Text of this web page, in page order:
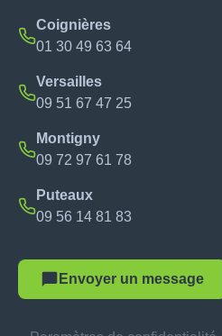
Coignières
01 30 49 63 64
Versailles
09 51 67 47 25
Montigny
09 72 97 61 78
Puteaux
09 56 14 81 83
Envoyer un message